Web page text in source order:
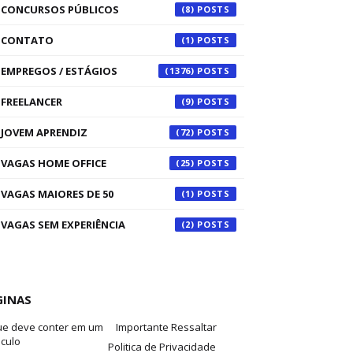
CONCURSOS PÚBLICOS (8)
CONTATO (1)
EMPREGOS / ESTÁGIOS (1376)
FREELANCER (9)
JOVEM APRENDIZ (72)
VAGAS HOME OFFICE (25)
VAGAS MAIORES DE 50 (1)
VAGAS SEM EXPERIÊNCIA (2)
deve conter em um
Importante Ressaltar
Politica de Privacidade